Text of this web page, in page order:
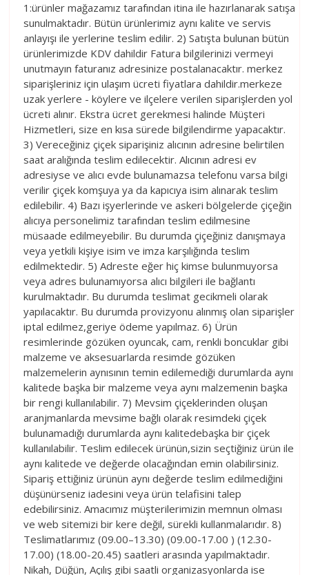
1:ürünler mağazamız tarafından itina ile hazırlanarak satışa
sunulmaktadır. Bütün ürünlerimiz aynı kalite ve servis
anlayışı ile yerlerine teslim edilir. 2) Satışta bulunan bütün
ürünlerimizde KDV dahildir Fatura bilgilerinizi vermeyi
unutmayın faturanız adresinize postalanacaktır. merkez
siparişleriniz için ulaşım ücreti fiyatlara dahildir.merkeze
uzak yerlere - köylere ve ilçelere verilen siparişlerden yol
ücreti alınır. Ekstra ücret gerekmesi halinde Müşteri
Hizmetleri, size en kısa sürede bilgilendirme yapacaktır.
3) Vereceğiniz çiçek siparişiniz alıcının adresine belirtilen
saat aralığında teslim edilecektir. Alıcının adresi ev
adresiyse ve alıcı evde bulunamazsa telefonu varsa bilgi
verilir çiçek komşuya ya da kapıcıya isim alınarak teslim
edilebilir. 4) Bazı işyerlerinde ve askeri bölgelerde çiçeğin
alıcıya personelimiz tarafından teslim edilmesine
müsaade edilmeyebilir. Bu durumda çiçeğiniz danışmaya
veya yetkili kişiye isim ve imza karşılığında teslim
edilmektedir. 5) Adreste eğer hiç kimse bulunmuyorsa
veya adres bulunamıyorsa alıcı bilgileri ile bağlantı
kurulmaktadır. Bu durumda teslimat gecikmeli olarak
yapılacaktır. Bu durumda provizyonu alınmış olan siparişler
iptal edilmez,geriye ödeme yapılmaz. 6) Ürün
resimlerinde gözüken oyuncak, cam, renkli boncuklar gibi
malzeme ve aksesuarlarda resimde gözüken
malzemelerin aynısının temin edilemediği durumlarda aynı
kalitede başka bir malzeme veya aynı malzemenin başka
bir rengi kullanılabilir. 7) Mevsim çiçeklerinden oluşan
aranjmanlarda mevsime bağlı olarak resimdeki çiçek
bulunamadığı durumlarda aynı kalitedebaşka bir çiçek
kullanılabilir. Teslim edilecek ürünün,sizin seçtiğiniz ürün ile
aynı kalitede ve değerde olacağından emin olabilirsiniz.
Sipariş ettiğiniz ürünün aynı değerde teslim edilmediğini
düşünürseniz iadesini veya ürün telafisini talep
edebilirsiniz. Amacımız müşterilerimizin memnun olması
ve web sitemizi bir kere değil, sürekli kullanmalarıdır. 8)
Teslimatlarımız (09.00–13.30) (09.00-17.00 ) (12.30-
17.00) (18.00-20.45) saatleri arasında yapılmaktadır.
Nikah, Düğün, Açılış gibi saatli organizasyonlarda ise